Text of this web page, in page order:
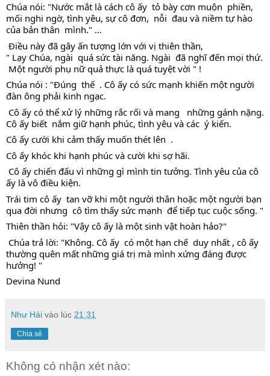
Chúa nói: "Nước mắt là cách cô ấy  tỏ bày cơn muộn  phiền,
mối nghi ngờ, tình yêu, sự cô đơn,  nỗi  đau và niềm tự hào
của bản thân  mình." ...
Điều này đã gây ấn tượng lớn với vị thiên thần,
" Lạy Chúa, ngài  quá sức tài năng. Ngài  đã nghĩ đến mọi thứ.
Một người phụ nữ quả thực là quá tuyệt vời " !
Chúa nói : "Đúng  thế  . Cô ấy có sức mạnh khiến một người
đàn ông phải kinh ngạc.
Cô ấy biết  nắm giữ hạnh phúc, tình yêu và các  ý kiến.
Cô ấy cười khi cảm thấy muốn thét lên  .
Cô ấy khóc khi hạnh phúc và cười khi sợ hãi.
ấy là vô điều kiện.
Trái tim cô ấy  tan vỡ khi một người thân hoặc một người bạn
Thiên thần hỏi: "Vậy cô ấy là một sinh vật hoàn hảo?"
thường quên mất những giá trị mà mình xứng đáng được
hưởng! "
Devina Nund
Như Hải vào lúc 21:31
Chia sẻ
Không có nhận xét nào: